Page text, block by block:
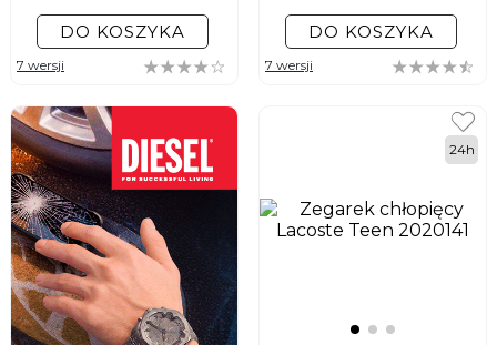
DO KOSZYKA
7 wersji
DO KOSZYKA
7 wersji
24h